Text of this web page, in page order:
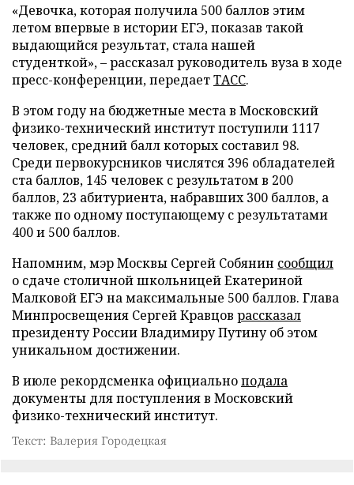
«Девочка, которая получила 500 баллов этим
летом впервые в истории ЕГЭ, показав такой
выдающийся результат, стала нашей
студенткой», – рассказал руководитель вуза в ходе
пресс-конференции, передаетТАСС.
В этом году на бюджетные места в Московский
физико-технический институт поступили 1117
человек, средний балл которых составил 98.
Среди первокурсников числятся 396 обладателей
ста баллов, 145 человек с результатом в 200
баллов, 23 абитуриента, набравших 300 баллов, а
также по одному поступающему с результатами
400 и 500 баллов.
Напомним, мэр Москвы Сергей Собянин сообщил
о сдаче столичной школьницей Екатериной
Малковой ЕГЭ на максимальные 500 баллов. Глава
Минпросвещения Сергей Кравцов рассказал
президенту России Владимиру Путину об этом
уникальном достижении.
В июле рекордсменка официальноподала
документы для поступления в Московский
физико-технический институт.
Текст: Валерия Городецкая